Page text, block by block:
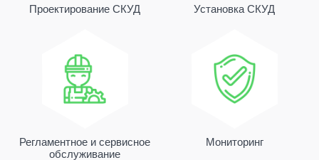
пульту централизованного наблюдения
Проектирование СКУД Установка СКУД
Регламентное и сервисное
обслуживание
Мониторинг